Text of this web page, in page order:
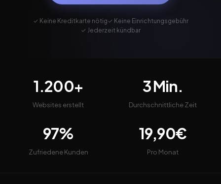
✓ Keine Kreditkarte nötig✓ Keine Einrichtungsgebühr
✓ Jederzeit kündbar
1.200+
Websites erstellt
3 Min.
Durchschnittliche Zeit
97%
Zufriedene Kunden
19,90€
Pro Monat